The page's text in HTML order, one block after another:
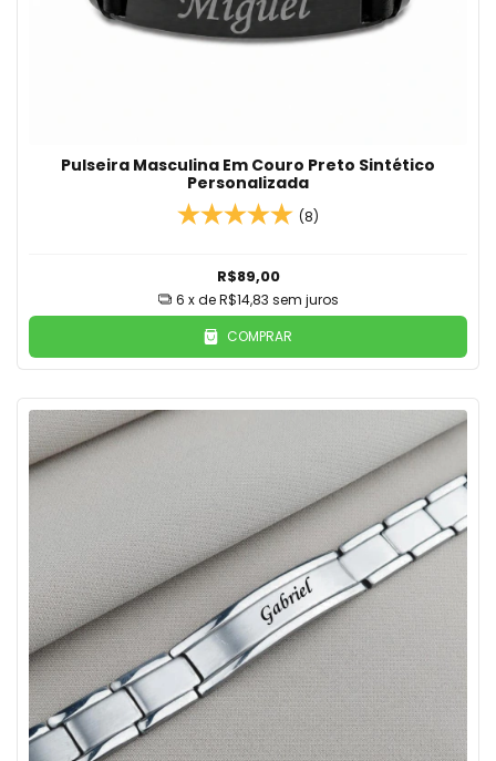
Pulseira Masculina Em Couro Preto Sintético
Personalizada
(8)
R$89,00
6 x deR$14,83 sem juros
COMPRAR